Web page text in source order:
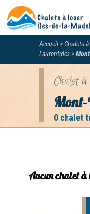
Accueil
Chalets
Laurentides
Chalet
0 chalet
Aucun chalet à